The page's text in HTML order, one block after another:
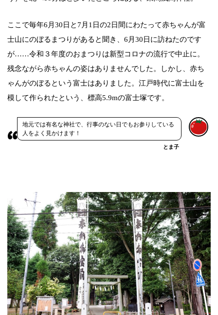
ここで毎年6月30日と7月1日の2日間にわたって赤ちゃんが富
士山にのぼるまつりがあると聞き、6月30日に訪ねたのです
が……令和３年度のおまつりは新型コロナの流行で中止に。
残念ながら赤ちゃんの姿はありませんでした。しかし、赤ち
ゃんがのぼるという富士はありました。江戸時代に富士山を
模して作られたという、標高5.9mの富士塚です。
地元では有名な神社で、行事のない日でもお参りしている
人をよく見かけます！
とま子